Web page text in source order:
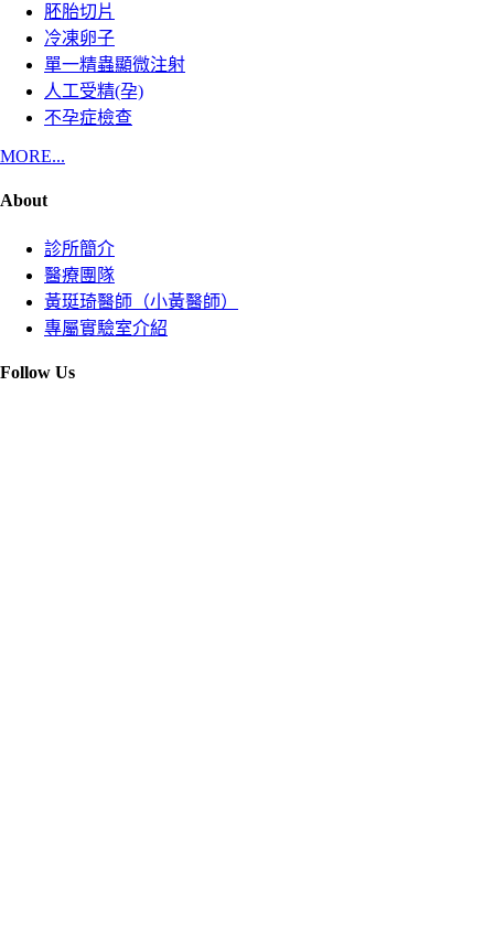
胚胎切片
冷凍卵子
單一精蟲顯微注射
人工受精(孕)
不孕症檢查
MORE...
About
診所簡介
醫療團隊
黃珽琦醫師（小黃醫師）
專屬實驗室介紹
Follow Us